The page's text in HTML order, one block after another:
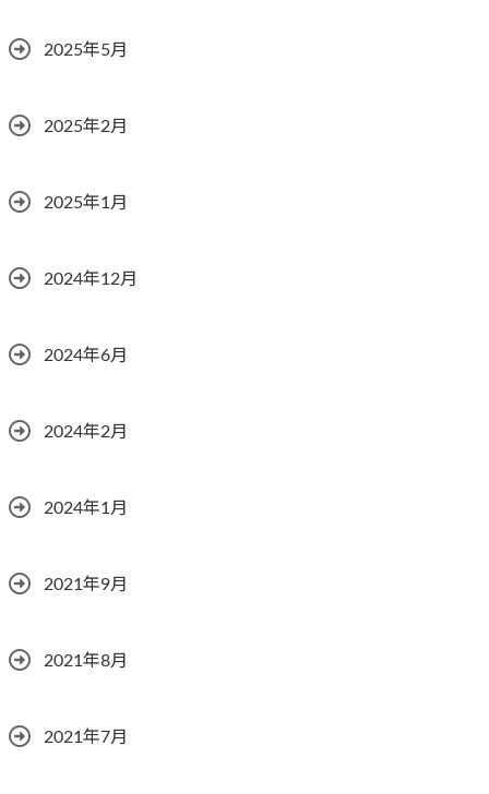
2025年5月
2025年2月
2025年1月
2024年12月
2024年6月
2024年2月
2024年1月
2021年9月
2021年8月
2021年7月